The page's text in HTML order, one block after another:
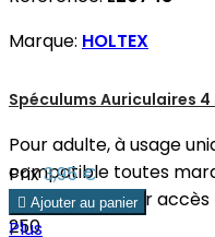
Marque: HOLTEX
Spéculums Auriculaires 4
Pour adulte, à usage
compatible toutes
distributeur pour
250
Prix3,95 €
 Ajouter au panier
Plus